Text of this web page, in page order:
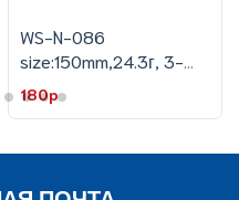
WS-N-086
size:150mm,24.3г, 3-
5м, ц:2
180p